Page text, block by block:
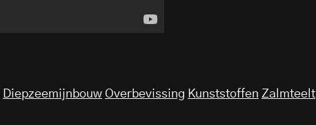
Diepzeemijnbouw Overbevissing Kunststoffen Zalmteelt